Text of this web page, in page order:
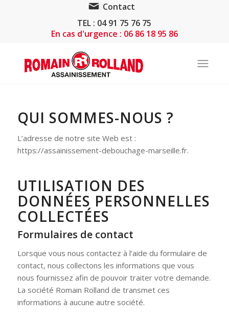
Contact
TEL : 04 91 75 76 75
En cas d'urgence : 06 86 18 95 86
QUI SOMMES-NOUS ?
L’adresse de notre site Web est :
https://assainissement-debouchage-marseille.fr.
UTILISATION DES
DONNÉES PERSONNELLES
COLLECTÉES
Formulaires de contact
Lorsque vous nous contactez à l’aide du formulaire de
contact, nous collectons les informations que vous
nous fournissez afin de pouvoir traiter votre demande.
La société Romain Rolland de transmet ces
informations à aucune autre société.